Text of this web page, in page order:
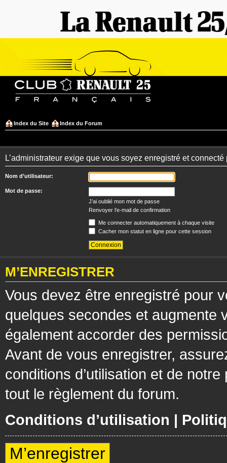
Index du Site Index du Forum
L’administrateur exige que vous soyez enregistré et
Nom d’utilisateur:
Mot de passe:
J’ai oublié mon mot de passe
Renvoyer l’e-mail de confirmation
Me connecter automatiquement à chaque visite
Cacher mon statut en ligne pour cette session
M’ENREGISTRER
Vous devez être enregistré pour
quelques secondes et augmente
également accorder des
Avant de vous enregistrer,
conditions d’utilisation et de
tout le règlement du forum.
Conditions d’utilisation |
M’enregistrer